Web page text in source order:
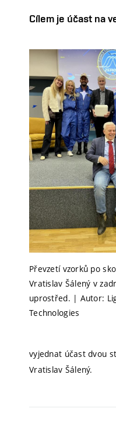
Cílem je účast na
Převzetí vzorků po
Vratislav Šálený v
uprostřed. | Autor:
Technologies
vyjednat účast dvou
Vratislav Šálený.